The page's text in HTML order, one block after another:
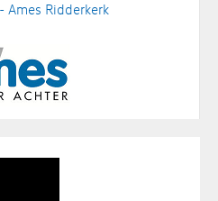
Ames Ridderkerk